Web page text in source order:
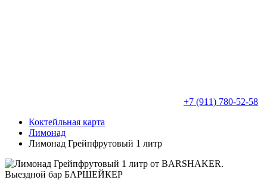
+7 (911) 780-52-58
Коктейльная карта
Лимонад
Лимонад Грейпфрутовый 1 литр